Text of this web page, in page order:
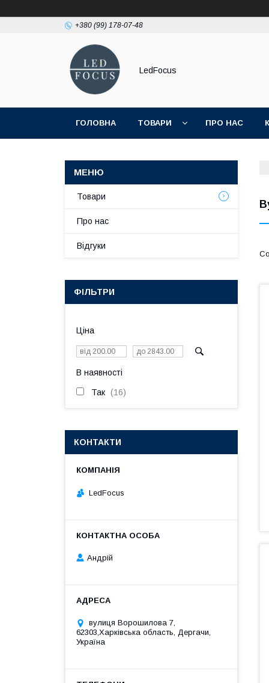
+380 (99) 178-07-48
LedFocus
ГОЛОВНА ТОВАРИ ПРО НАС
Товари
Про нас
Відгуки
ФІЛЬТРИ
Ціна
В наявності
Так 16
КОНТАКТИ
LedFocus
Андрій
вулиця Ворошилова 7,
62303,Харківська область, Дергачи,
Україна